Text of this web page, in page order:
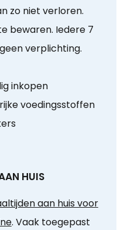
zo niet verloren.
bewaren. Iedere 7
verplichting.
inkopen
voedingsstoffen
HUIS
aan huis voor
. Vaak toegepast